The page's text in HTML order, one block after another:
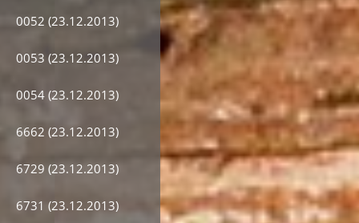
0052 (23.12.2013)
0053 (23.12.2013)
0054 (23.12.2013)
6662 (23.12.2013)
6729 (23.12.2013)
6731 (23.12.2013)